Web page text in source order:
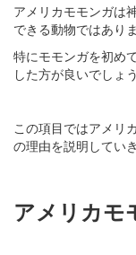
アメリカモモンガは
できる動物ではありま
特にモモンガを初め
した方が良いでしょう
この項目ではアメリ
の理由を説明していき
アメリカモ